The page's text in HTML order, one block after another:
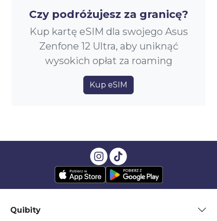
Czy podróżujesz za granicę?
Kup kartę eSIM dla swojego Asus
Zenfone 12 Ultra, aby uniknąć
wysokich opłat za roaming
Kup eSIM
Quibity